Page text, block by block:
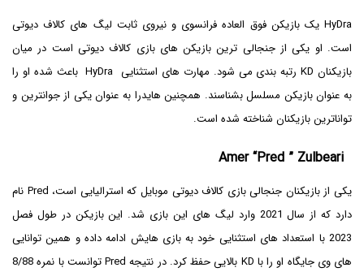
HyDra یک بازیکن فوق العاده فرانسوی و نیروی ثابت لیگ های کالاف دیوتی
است. او یکی از جنجالی ترین بازیکن های بازی کالاف دیوتی است در میان
بازیکنان KD رتبه بندی می شود. مهارت های استثنایی HyDra باعث شده او را
به عنوان بازیکن مسلسل بشناسند. همچنین هایدرا به عنوان یکی از جوانترین و
تواناترین بازیکنان شناخته شده است.
Amer “Pred ” Zulbeari
یکی از بازیکنان جنجالی بازی کالاف دیوتی موبایل که استرالیایی است، Pred نام
دارد که از سال 2021 وارد لیگ های این بازی شد. این بازیکن در طول فصل
2023 با استعداد های استثنایی خود به بازی هایش ادامه داده و همین توانایی
های وی جایگاه او را با KD بالایی حفظ کرد. در نتیجه Pred توانست با نمره 8/88